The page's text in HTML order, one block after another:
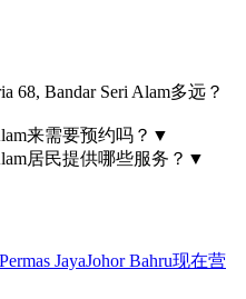
68, Bandar Seri Alam多远？
来需要预约吗？ ▼
居民提供哪些服务？ ▼
Permas JayaJohor Bahru现在营